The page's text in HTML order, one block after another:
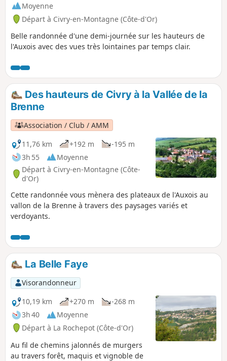
Moyenne
Départ à Civry-en-Montagne (Côte-d'Or)
Belle randonnée d'une demi-journée sur les hauteurs de
l'Auxois avec des vues très lointaines par temps clair.
Des hauteurs de Civry à la Vallée de la
Brenne
Association / Club / AMM
11,76 km
+192 m
-195 m
3h 55
Moyenne
Départ à Civry-en-Montagne (Côte-
d'Or)
Cette randonnée vous mènera des plateaux de l'Auxois au
vallon de la Brenne à travers des paysages variés et
verdoyants.
La Belle Faye
Visorandonneur
10,19 km
+270 m
-268 m
3h 40
Moyenne
Départ à La Rochepot (Côte-d'Or)
Au fil de chemins jalonnés de murgers
au travers forêt, maquis et vignoble de